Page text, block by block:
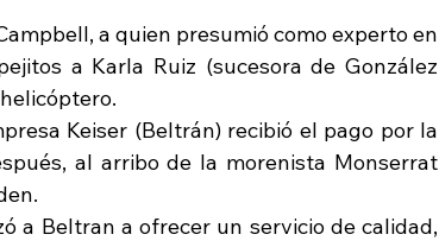
a quien presumió como experto en
a Karla Ruiz (sucesora de González
Keiser (Beltrán) recibió el pago por la
al arribo de la morenista Monserrat
a Beltran a ofrecer un servicio de calidad,